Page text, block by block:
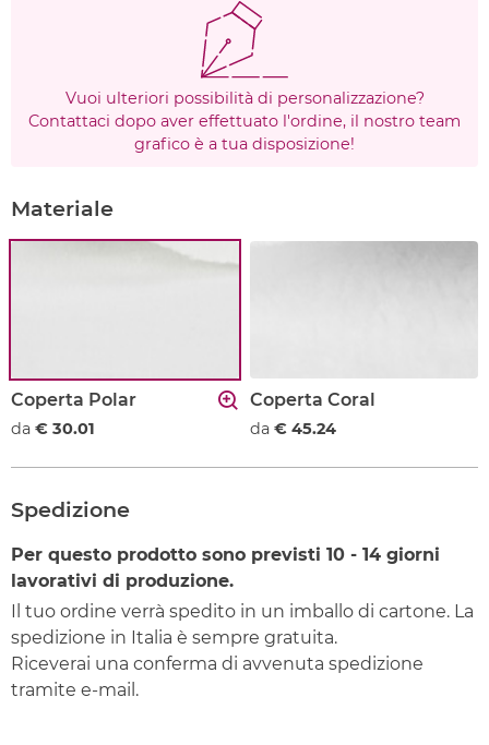
Vuoi ulteriori possibilità di personalizzazione?
Contattaci dopo aver effettuato l'ordine, il nostro team
grafico è a tua disposizione!
Materiale
Coperta Polar
da € 30.01
Coperta Coral
da € 45.24
Spedizione
Per questo prodotto sono previsti 10 - 14 giorni
lavorativi di produzione.
Il tuo ordine verrà spedito in un imballo di cartone. La
spedizione in Italia è sempre gratuita.
Riceverai una conferma di avvenuta spedizione
tramite e-mail.